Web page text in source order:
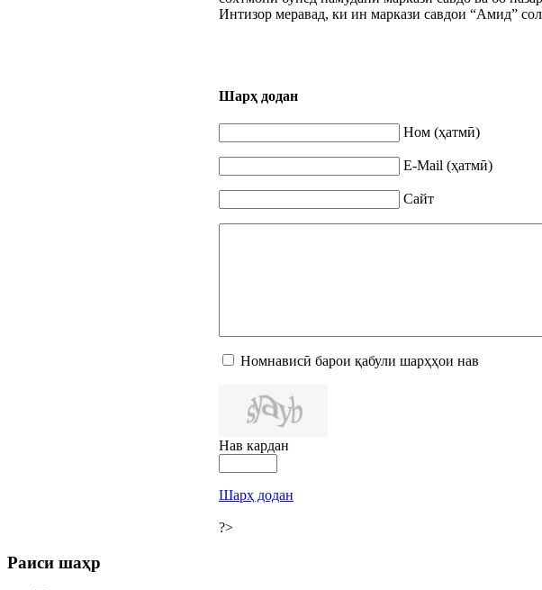
Интизор меравад, ки ин маркази савдои “Амид”
Шарҳ додан
Ном (ҳатмӣ)
E-Mail (ҳатмӣ)
Сайт
Номнависӣ барои қабули шарҳҳои нав
Нав кардан
Шарҳ додан
?>
Раиси шаҳр